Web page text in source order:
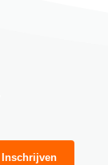
Inschrijven